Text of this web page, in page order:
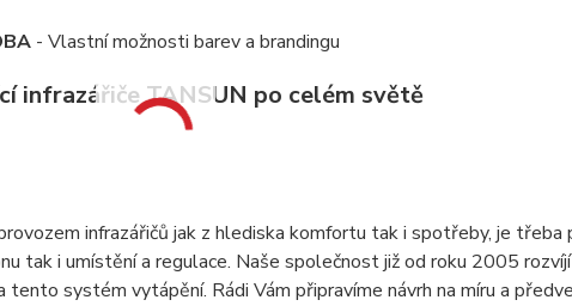
- Vlastní možnosti barev a brandingu
infrazářiče TANSUN po celém světě
infrazářičů jak z hlediska komfortu tak i spotřeby, je třeba
tak i umístění a regulace. Naše společnost již od roku 2005
tento systém vytápění. Rádi Vám připravíme návrh na míru a